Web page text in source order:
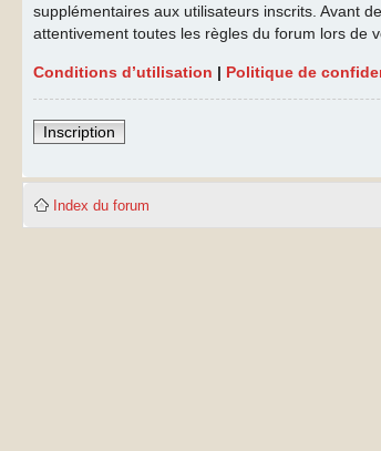
supplémentaires aux utilisateurs inscrits. Avant
attentivement toutes les règles du forum lors de
Conditions d’utilisation | Politique de
Inscription
Index du forum